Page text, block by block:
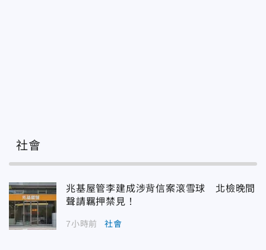
社會
兆基屋管李建成涉背信案滾雪球 北檢晚間
聲請羈押禁見！
7小時前 社會